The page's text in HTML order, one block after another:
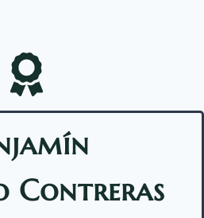
Contreras